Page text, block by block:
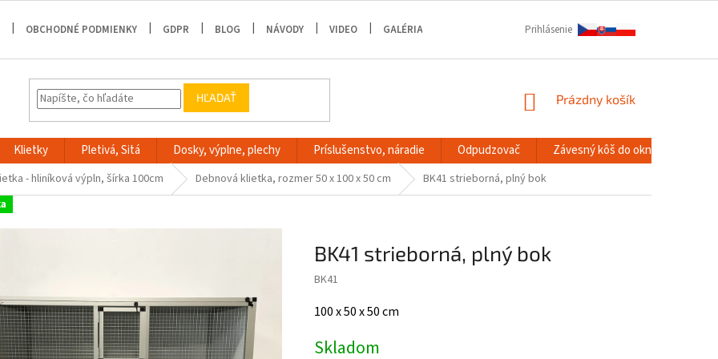
OBCHODNÉ PODMIENKY GDPR BLOG NÁVODY VIDEO GALÉRIA Prihlásenie
HĽADAŤ
NÁKUPNÝ
Prázdny košík
Klietky Pletivá, Sitá Dosky, výplne, plechy Príslušenstvo, náradie Odpudzovač Závesný kôš do okna
- hliníková výpln, šírka 100cm Debnová klietka, rozmer 50 x 100 x 50 cm BK41 strieborná, plný bok
BK41 strieborná, plný bok
BK41
100 x 50 x 50 cm
Skladom